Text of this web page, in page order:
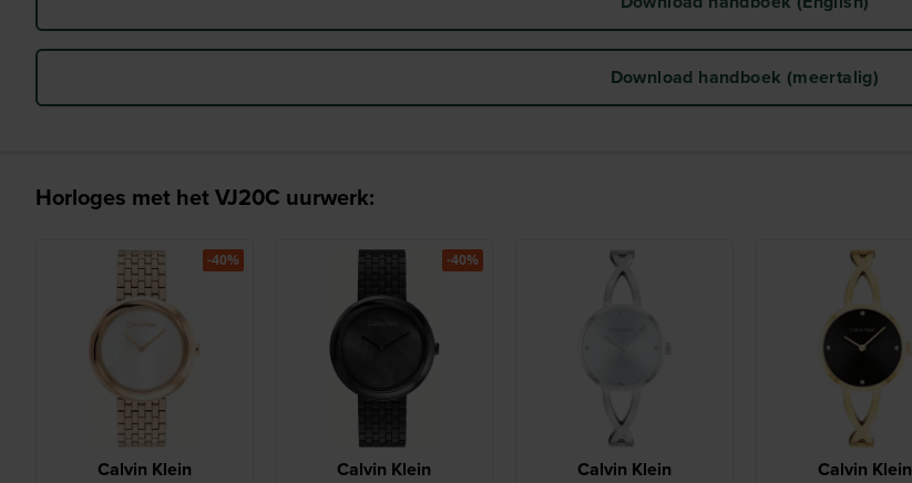
Download handboek (meertalig)
Horloges met het VJ20C uurwerk:
Calvin Klein
-40%
Calvin Klein
-40%
Calvin Klein Calvin Klein